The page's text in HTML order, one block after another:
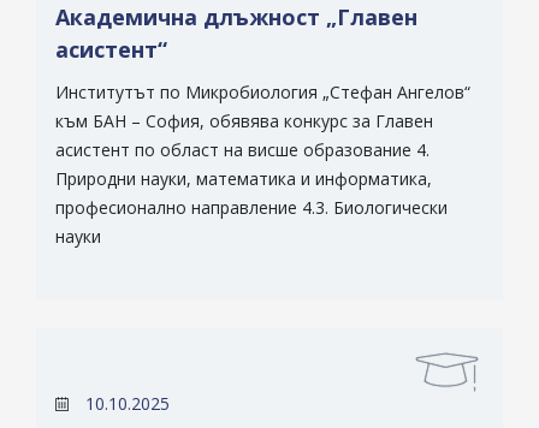
Академична длъжност „Главен
асистент“
Институтът по Микробиология „Стефан Ангелов“
към БАН – София, обявява конкурс за Главен
асистент по област на висше образование 4.
Природни науки, математика и информатика,
професионално направление 4.3. Биологически
науки
10.10.2025